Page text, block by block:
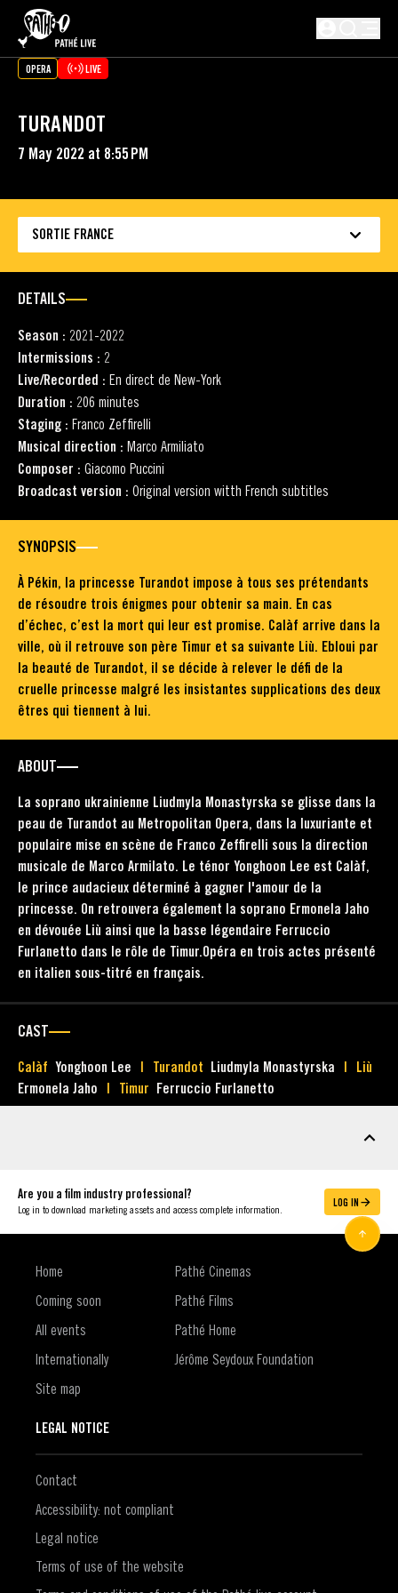
SKIP TO MAIN CONTENT
OPERA LIVE
TURANDOT
7 May 2022 at 8:55 PM
SORTIE FRANCE
DETAILS
Season : 2021-2022
Intermissions : 2
Live/Recorded : En direct de New-York
Duration : 206 minutes
Staging : Franco Zeffirelli
Musical direction : Marco Armiliato
Composer : Giacomo Puccini
Broadcast version : Original version witth French subtitles
SYNOPSIS
À Pékin, la princesse Turandot impose à tous ses prétendants
de résoudre trois énigmes pour obtenir sa main. En cas
d’échec, c’est la mort qui leur est promise. Calàf arrive dans la
ville, où il retrouve son père Timur et sa suivante Liù. Ebloui par
la beauté de Turandot, il se décide à relever le défi de la
cruelle princesse malgré les insistantes supplications des deux
êtres qui tiennent à lui.
ABOUT
La soprano ukrainienne Liudmyla Monastyrska se glisse dans la
peau de Turandot au Metropolitan Opera, dans la luxuriante et
populaire mise en scène de Franco Zeffirelli sous la direction
musicale de Marco Armilato. Le ténor Yonghoon Lee est Calàf,
le prince audacieux déterminé à gagner l'amour de la
princesse. On retrouvera également la soprano Ermonela Jaho
en dévouée Liù ainsi que la basse légendaire Ferruccio
Furlanetto dans le rôle de Timur.Opéra en trois actes présenté
en italien sous-titré en français.
CAST
Calàf Yonghoon Lee Turandot Liudmyla Monastyrska
Liù
Ermonela Jaho
Timur Ferruccio Furlanetto
Are you a film industry professional?
Log in to download marketing assets and access complete information.
LOG IN
Home
Coming soon
All events
Internationally
Site map
Pathé Cinemas
Pathé Films
Pathé Home
Jérôme Seydoux Foundation
LEGAL NOTICE
Contact
Accessibility: not compliant
Legal notice
Terms of use of the website